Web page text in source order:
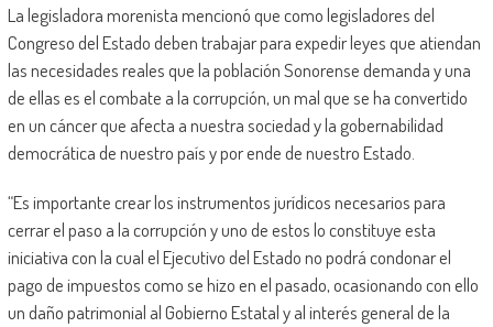
La legisladora morenista mencionó que como legisladores del
Congreso del Estado deben trabajar para expedir leyes que atiendan
las necesidades reales que la población Sonorense demanda y una
de ellas es el combate a la corrupción, un mal que se ha convertido
en un cáncer que afecta a nuestra sociedad y la gobernabilidad
democrática de nuestro país y por ende de nuestro Estado.
“Es importante crear los instrumentos jurídicos necesarios para
cerrar el paso a la corrupción y uno de estos lo constituye esta
iniciativa con la cual el Ejecutivo del Estado no podrá condonar el
pago de impuestos como se hizo en el pasado, ocasionando con ello
un daño patrimonial al Gobierno Estatal y al interés general de la